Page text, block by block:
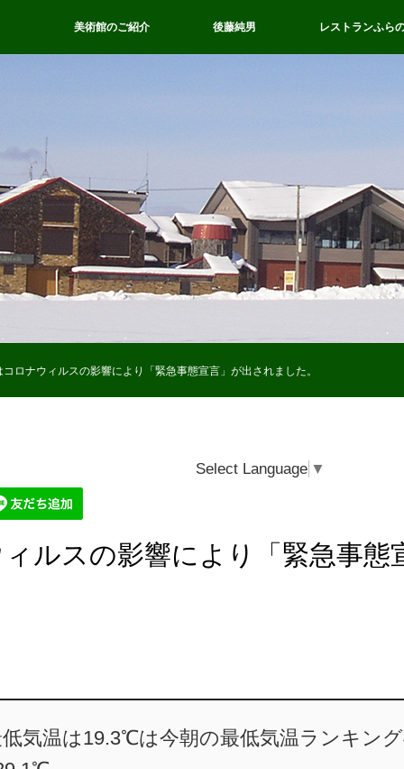
美術館のご紹介 後藤純男 レストランふら
コロナウィルスの影響により「緊急事態宣言」が出されました。
Select Language ▼
ルスの影響により「緊急事態
気温は19.3℃は今朝の最低気温ランキン